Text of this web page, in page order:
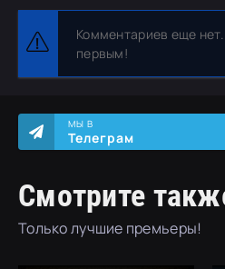
Комментариев еще
первым!
Смотрите
Только лучшие премьеры!
МЫ В
Телеграм